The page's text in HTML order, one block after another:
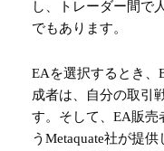
し、トレーダー間で
でもあります。
EAを選択するとき、
成者は、自分の取引
す。そして、EA販売
うMetaquate社が提